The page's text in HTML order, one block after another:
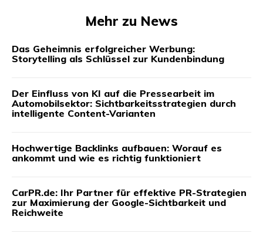
Mehr zu News
Das Geheimnis erfolgreicher Werbung:
Storytelling als Schlüssel zur Kundenbindung
Der Einfluss von KI auf die Pressearbeit im
Automobilsektor: Sichtbarkeitsstrategien durch
intelligente Content-Varianten
Hochwertige Backlinks aufbauen: Worauf es
ankommt und wie es richtig funktioniert
CarPR.de: Ihr Partner für effektive PR-Strategien
zur Maximierung der Google-Sichtbarkeit und
Reichweite